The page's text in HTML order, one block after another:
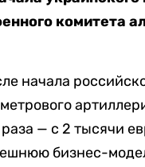
комитета
начала
— с 2 тысячи
бизнес-